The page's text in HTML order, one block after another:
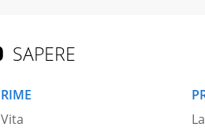
SAPERE
RIME
Vita